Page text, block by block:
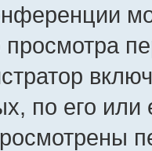
просмотра
по его